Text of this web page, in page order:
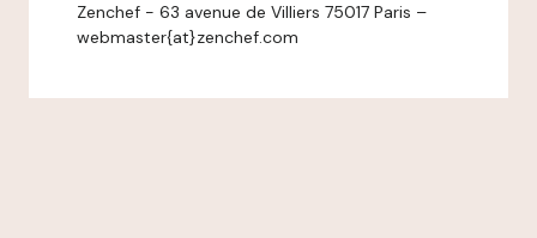
Zenchef - 63 avenue de Villiers 75017 Paris –
webmaster{at}zenchef.com